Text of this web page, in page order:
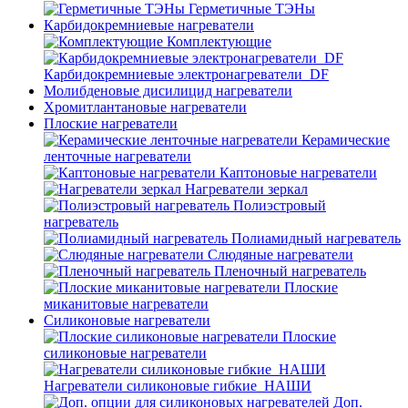
Герметичные ТЭНы
Карбидокремниевые нагреватели
Комплектующие
Карбидокремниевые электронагреватели_DF
Молибденовые дисилицид нагреватели
Хромитлантановые нагреватели
Плоские нагреватели
Керамические
ленточные нагреватели
Каптоновые нагреватели
Нагреватели зеркал
Полиэстровый
нагреватель
Полиамидный нагреватель
Слюдяные нагреватели
Пленочный нагреватель
Плоские
миканитовые нагреватели
Силиконовые нагреватели
Плоские
силиконовые нагреватели
Нагреватели силиконовые гибкие_НАШИ
Доп.